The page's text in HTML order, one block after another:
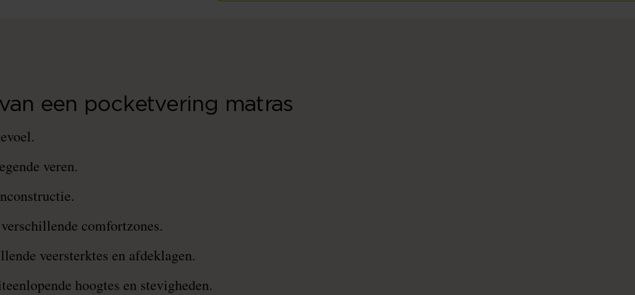
een pocketvering matras
veren.
comfortzones.
veersterktes en afdeklagen.
hoogtes en stevigheden.